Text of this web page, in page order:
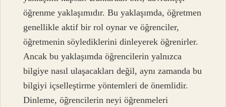
öğrenme yaklaşımıdır. Bu yaklaşımda, öğretmen
genellikle aktif bir rol oynar ve öğrenciler,
öğretmenin söylediklerini dinleyerek öğrenirler.
Ancak bu yaklaşımda öğrencilerin yalnızca
bilgiye nasıl ulaşacakları değil, aynı zamanda bu
bilgiyi içselleştirme yöntemleri de önemlidir.
Dinleme, öğrencilerin neyi öğrenmeleri